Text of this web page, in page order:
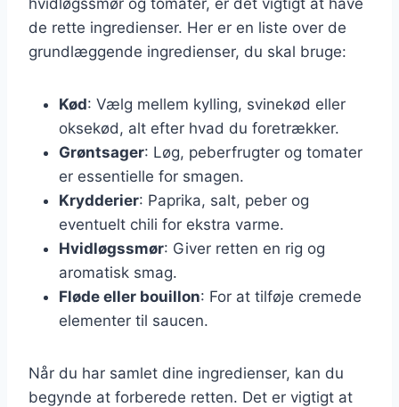
de rette ingredienser. Her er en liste over de
grundlæggende ingredienser, du skal bruge:
Kød: Vælg mellem kylling, svinekød eller
oksekød, alt efter hvad du foretrækker.
Grøntsager: Løg, peberfrugter og tomater
er essentielle for smagen.
Krydderier: Paprika, salt, peber og
eventuelt chili for ekstra varme.
Hvidløgssmør: Giver retten en rig og
aromatisk smag.
Fløde eller bouillon: For at tilføje cremede
elementer til saucen.
Når du har samlet dine ingredienser, kan du
begynde at forberede retten. Det er vigtigt at